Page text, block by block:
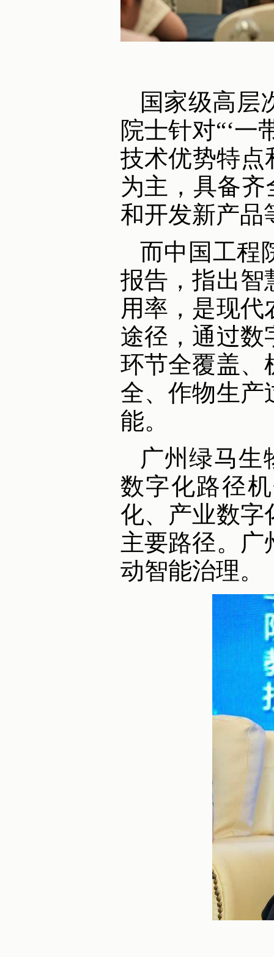
国家级高层
院士针对“‘一
技术优势特点
为主，具备齐
和开发新产品
而中国工程
报告，指出智
用率，是现
途径，通过数
环节全覆盖、
全、作物生产
能。
广州绿马生
数字化路径
化、产业数字
主要路径。
动智能治理。